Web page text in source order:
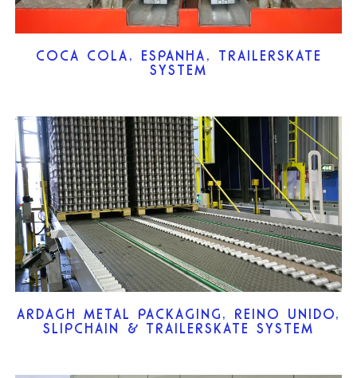
COCA COLA, ESPANHA, TRAILERSKATE
SYSTEM
ARDAGH METAL PACKAGING, REINO UNIDO,
SLIPCHAIN & TRAILERSKATE SYSTEM